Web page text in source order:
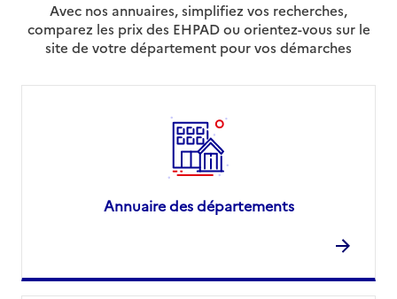
Avec nos annuaires, simplifiez vos recherches,
comparez les prix des EHPAD ou orientez-vous sur le
site de votre département pour vos démarches
Annuaire des départements